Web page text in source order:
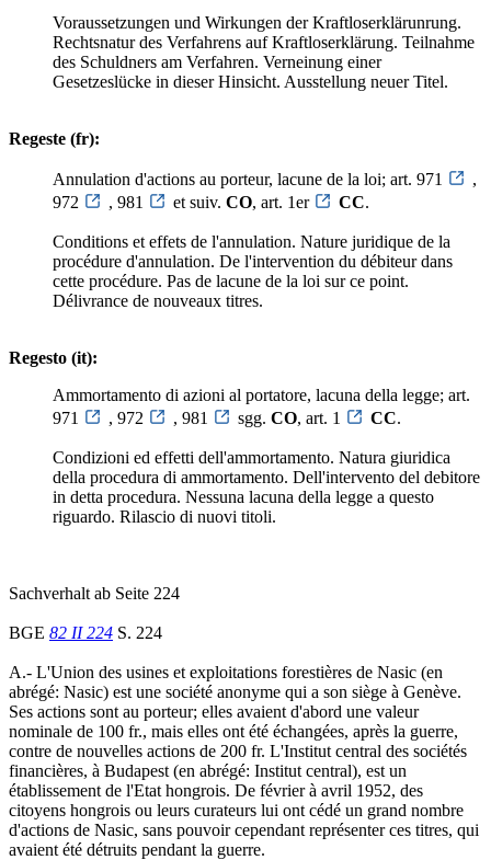
Voraussetzungen und Wirkungen der Kraftloserklärunrung.
Rechtsnatur des Verfahrens auf Kraftloserklärung. Teilnahme
des Schuldners am Verfahren. Verneinung einer
Gesetzeslücke in dieser Hinsicht. Ausstellung neuer Titel.
Regeste (fr):
Annulation d'actions au porteur, lacune de la loi; art. 971
,
972
, 981 et suiv. CO, art. 1er CC.
Conditions et effets de l'annulation. Nature juridique de la
procédure d'annulation. De l'intervention du débiteur dans
cette procédure. Pas de lacune de la loi sur ce point.
Délivrance de nouveaux titres.
Regesto (it):
Ammortamento di azioni al portatore, lacuna della legge; art.
971
, 972 , 981 sgg. CO, art. 1 CC.
Condizioni ed effetti dell'ammortamento. Natura giuridica
della procedura di ammortamento. Dell'intervento del debitore
in detta procedura. Nessuna lacuna della legge a questo
riguardo. Rilascio di nuovi titoli.
Sachverhalt ab Seite 224
BGE 82 II 224 S. 224
A.- L'Union des usines et exploitations forestières de Nasic (en
abrégé: Nasic) est une société anonyme qui a son siège à Genève.
Ses actions sont au porteur; elles avaient d'abord une valeur
nominale de 100 fr., mais elles ont été échangées, après la guerre,
contre de nouvelles actions de 200 fr. L'Institut central des sociétés
financières, à Budapest (en abrégé: Institut central), est un
établissement de l'Etat hongrois. De février à avril 1952, des
citoyens hongrois ou leurs curateurs lui ont cédé un grand nombre
d'actions de Nasic, sans pouvoir cependant représenter ces titres, qui
avaient été détruits pendant la guerre.